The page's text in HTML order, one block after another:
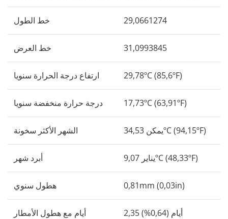
خط الطول 29,0661274
خط العرض 31,0993845
ارتفاع درجة الحرارة سنويا 29,78ºC (85,6ºF)
درجة حرارة منخفضة سنويا 17,73ºC (63,91ºF)
الشهر الأكثر سخونة يمكن 34,53ºC (94,15ºF)
أبرد شهر يناير 9,07ºC (48,33ºF)
هطول سنوي 0,81mm (0,03in)
أيام مع هطول الأمطار 2,35 أيام (0,64%)